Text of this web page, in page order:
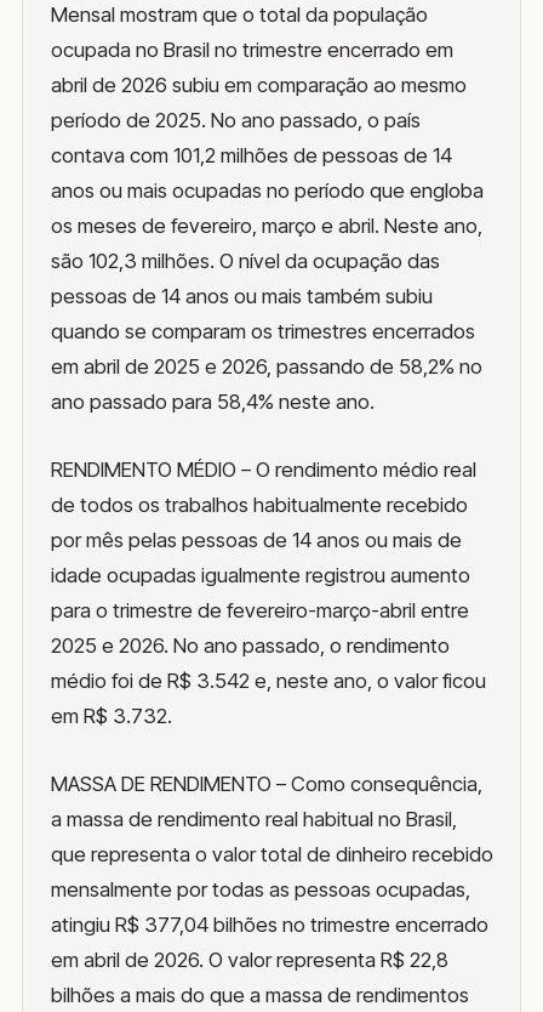
Mensal mostram que o total da população
ocupada no Brasil no trimestre encerrado em
abril de 2026 subiu em comparação ao mesmo
período de 2025. No ano passado, o país
contava com 101,2 milhões de pessoas de 14
anos ou mais ocupadas no período que engloba
os meses de fevereiro, março e abril. Neste ano,
são 102,3 milhões. O nível da ocupação das
pessoas de 14 anos ou mais também subiu
quando se comparam os trimestres encerrados
em abril de 2025 e 2026, passando de 58,2% no
ano passado para 58,4% neste ano.
RENDIMENTO MÉDIO – O rendimento médio real
de todos os trabalhos habitualmente recebido
por mês pelas pessoas de 14 anos ou mais de
idade ocupadas igualmente registrou aumento
para o trimestre de fevereiro-março-abril entre
2025 e 2026. No ano passado, o rendimento
médio foi de R$ 3.542 e, neste ano, o valor ficou
em R$ 3.732.
MASSA DE RENDIMENTO – Como consequência,
a massa de rendimento real habitual no Brasil,
que representa o valor total de dinheiro recebido
mensalmente por todas as pessoas ocupadas,
atingiu R$ 377,04 bilhões no trimestre encerrado
em abril de 2026. O valor representa R$ 22,8
bilhões a mais do que a massa de rendimentos